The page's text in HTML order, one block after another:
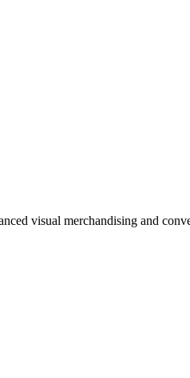
visual merchandising and